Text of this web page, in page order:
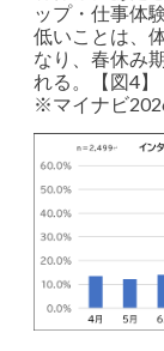
ップ・仕事体
低いことは、
なり、春休み
れる。【図4】
※マイナビ